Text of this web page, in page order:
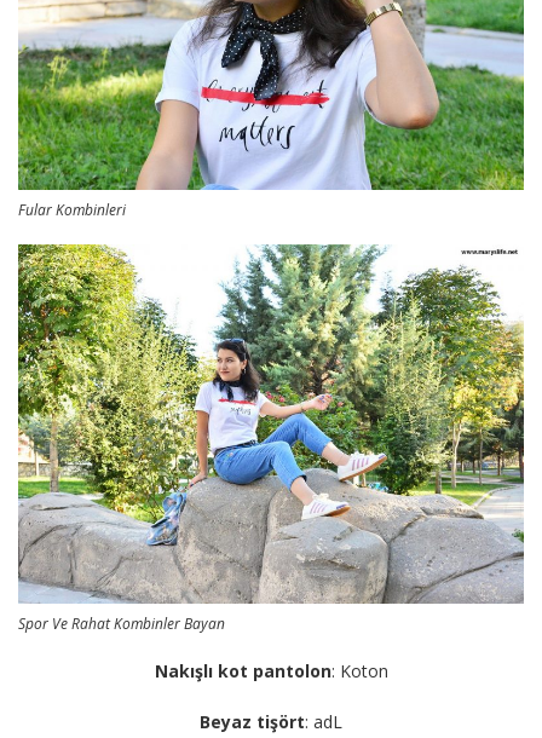
Fular Kombinleri
Spor Ve Rahat Kombinler Bayan
Nakışlı kot pantolon: Koton
Beyaz tişört: adL